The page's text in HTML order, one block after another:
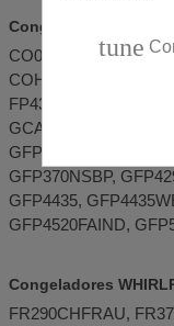
Congeladores INDESIT
CO029NSE,
COH029NSESPAG,
FP4370WTINDES,
GCA230, GCO-290,
GFP305NSBP,
GFP370NSBP,
GFP4435,
GFP4520FAIND,
Congeladores
FR290CHFRAU,
tune